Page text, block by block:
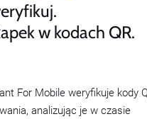
w kodach QR.
For Mobile weryfikuje kody
analizując je w czasie